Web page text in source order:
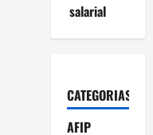
salarial
CATEGORIAS
AFIP